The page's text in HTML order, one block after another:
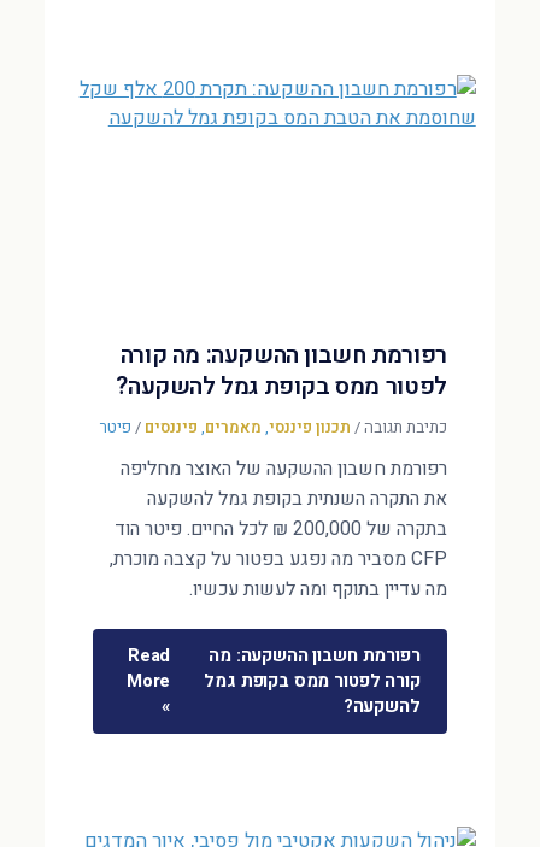
רפורמת חשבון ההשקעה: מה קורה
לפטור ממס בקופת גמל להשקעה?
כתיבת תגובה/ תכנון פיננסי, מאמרים, פיננסים / פיטר
רפורמת חשבון ההשקעה של האוצר מחליפה
את התקרה השנתית בקופת גמל להשקעה
בתקרה של 200,000 ₪ לכל החיים. פיטר הוד
CFP מסביר מה נפגע בפטור על קצבה מוכרת,
מה עדיין בתוקף ומה לעשות עכשיו.
רפורמת חשבון ההשקעה: מה
קורה לפטור ממס בקופת גמל
להשקעה?
Read
More
»